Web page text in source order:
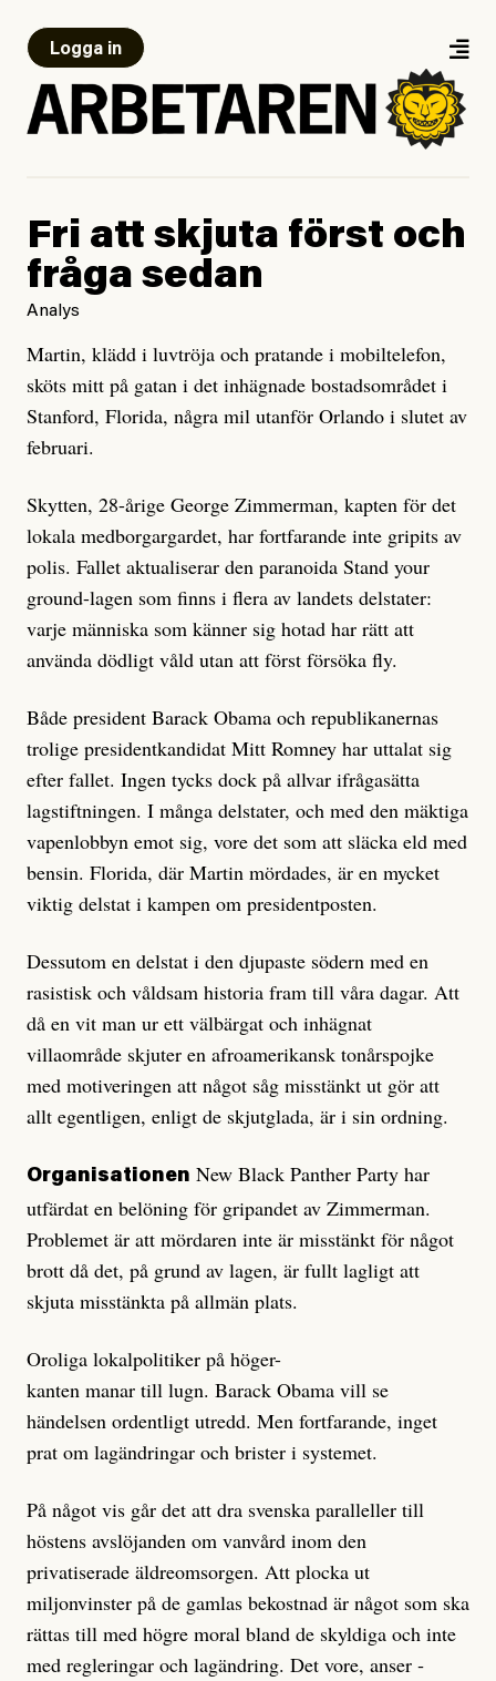
Logga in
Fri att skjuta först och
fråga sedan
Analys
Martin, klädd i luvtröja och pratande i mobiltelefon,
sköts mitt på gatan i det inhägnade bostadsområdet i
Stanford, Florida, några mil utanför Orlando i slutet av
februari.
Skytten, 28-årige George Zimmerman, kapten för det
lokala medborgargardet, har fortfarande inte gripits av
polis. Fallet aktualiserar den paranoida Stand your
ground-lagen som finns i flera av landets delstater:
varje människa som känner sig hotad har rätt att
använda dödligt våld utan att först försöka fly.
Både president Barack Obama och republikanernas
trolige presidentkandidat Mitt Romney har uttalat sig
efter fallet. Ingen tycks dock på allvar ifrågasätta
lagstiftningen. I många delstater, och med den mäktiga
vapenlobbyn emot sig, vore det som att släcka eld med
bensin. Florida, där Martin mördades, är en mycket
viktig delstat i kampen om presidentposten.
Dessutom en delstat i den djupaste södern med en
rasistisk och våldsam historia fram till våra dagar. Att
då en vit man ur ett välbärgat och inhägnat
villaområde skjuter en afroamerikansk tonårspojke
med motiveringen att något såg misstänkt ut gör att
allt egentligen, enligt de skjutglada, är i sin ordning.
Organisationen New Black Panther Party har
utfärdat en belöning för gripandet av Zimmerman.
Problemet är att mördaren inte är misstänkt för något
brott då det, på grund av lagen, är fullt lagligt att
skjuta misstänkta på allmän plats.
Oroliga lokalpolitiker på ­höger­-
kanten manar till lugn. Barack Obama vill se
händelsen ordentligt utredd. Men fortfarande, inget
prat om lagändringar och brister i systemet.
På något vis går det att dra svenska paralleller till
höstens avslöjanden om vanvård inom den
privatiserade äldreomsorgen. Att plocka ut
miljonvinster på de gamlas bekostnad är något som ska
rättas till med högre moral bland de skyldiga och inte
med regleringar och lagändring. Det vore, anser ­